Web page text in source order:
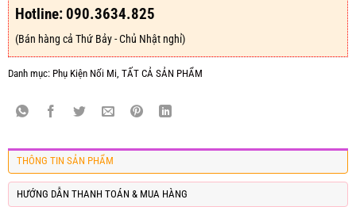
Hotline: 090.3634.825
(Bán hàng cả Thứ Bảy - Chủ Nhật nghỉ)
Danh mục: Phụ Kiện Nối Mi TẤT CẢ SẢN PHẨM
THÔNG TIN SẢN PHẨM
HƯỚNG DẪN THANH TOÁN & MUA HÀNG